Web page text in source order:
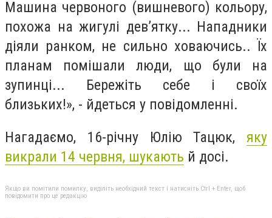
Машина червоного (вишневого) кольору,
похожа на жигулі дев’ятку... Нападники
діяли ранком, не сильно ховаючись.. Їх
планам помішали люди, що були на
зупинці... Бережіть себе і своїх
близьких!», - йдеться у повідомленні.
Нагадаємо, 16-річну Юлію Тацюк, яку
викрали 14 червня, шукають й досі.
Якщо ви помітили помилку, виділіть необхідний текст і натисніть Ctrl + Enter, щоб
повідомити про це редакцію